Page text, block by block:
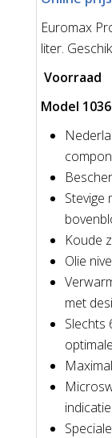
Euromax
liter.
Voorraad
Model
Stevige
Koude
Olie
met
Slechts